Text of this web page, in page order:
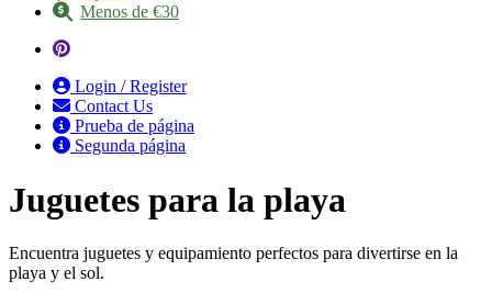
Menos de €30
Login / Register
Contact Us
Prueba de página
Segunda página
Juguetes para la playa
Encuentra juguetes y equipamiento perfectos para divertirse en la
playa y el sol.